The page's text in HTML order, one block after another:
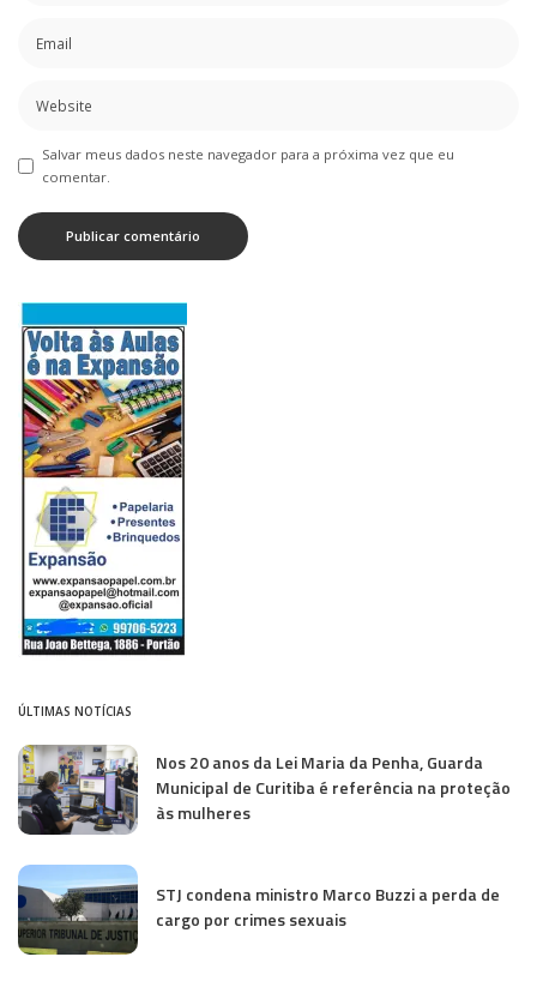
Salvar meus dados neste navegador para a próxima vez que eu
comentar.
ÚLTIMAS NOTÍCIAS
Nos 20 anos da Lei Maria da Penha, Guarda
Municipal de Curitiba é referência na proteção
às mulheres
STJ condena ministro Marco Buzzi a perda de
cargo por crimes sexuais